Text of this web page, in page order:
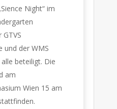
Night“ im
und der WMS
beteiligt. Die
am
Wien 15 am